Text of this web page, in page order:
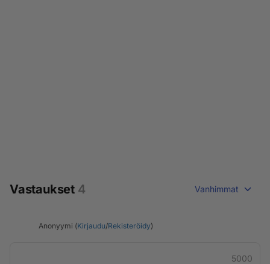
Vastaukset 4 Vanhimmat
Anonyymi (Kirjaudu/Rekisteröidy)
5000